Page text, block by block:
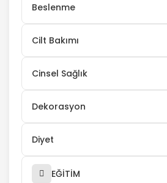
Beslenme
Cilt Bakımı
Cinsel Sağlık
Dekorasyon
Diyet
EĞİTİM